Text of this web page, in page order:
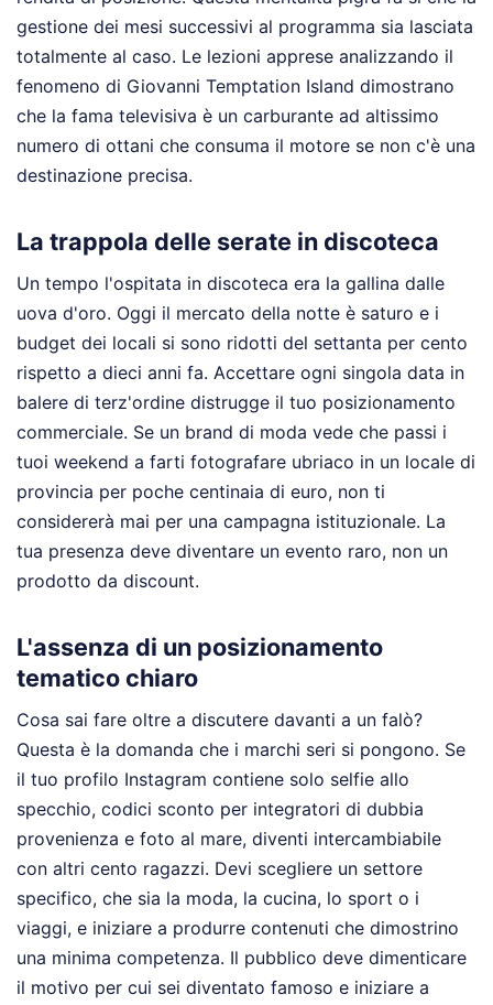
gestione dei mesi successivi al programma sia lasciata
totalmente al caso. Le lezioni apprese analizzando il
fenomeno di Giovanni Temptation Island dimostrano
che la fama televisiva è un carburante ad altissimo
numero di ottani che consuma il motore se non c'è una
destinazione precisa.
La trappola delle serate in discoteca
Un tempo l'ospitata in discoteca era la gallina dalle
uova d'oro. Oggi il mercato della notte è saturo e i
budget dei locali si sono ridotti del settanta per cento
rispetto a dieci anni fa. Accettare ogni singola data in
balere di terz'ordine distrugge il tuo posizionamento
commerciale. Se un brand di moda vede che passi i
tuoi weekend a farti fotografare ubriaco in un locale di
provincia per poche centinaia di euro, non ti
considererà mai per una campagna istituzionale. La
tua presenza deve diventare un evento raro, non un
prodotto da discount.
L'assenza di un posizionamento
tematico chiaro
Cosa sai fare oltre a discutere davanti a un falò?
Questa è la domanda che i marchi seri si pongono. Se
il tuo profilo Instagram contiene solo selfie allo
specchio, codici sconto per integratori di dubbia
provenienza e foto al mare, diventi intercambiabile
con altri cento ragazzi. Devi scegliere un settore
specifico, che sia la moda, la cucina, lo sport o i
viaggi, e iniziare a produrre contenuti che dimostrino
una minima competenza. Il pubblico deve dimenticare
il motivo per cui sei diventato famoso e iniziare a